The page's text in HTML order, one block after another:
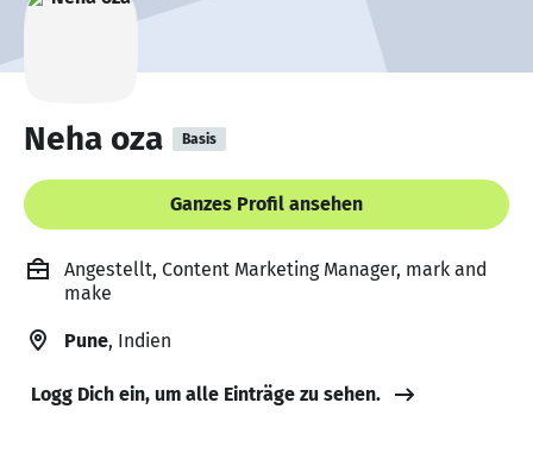
Neha oza Basis
Ganzes Profil ansehen
Angestellt, Content Marketing Manager, mark and
make
Pune, Indien
Logg Dich ein, um alle Einträge zu sehen.